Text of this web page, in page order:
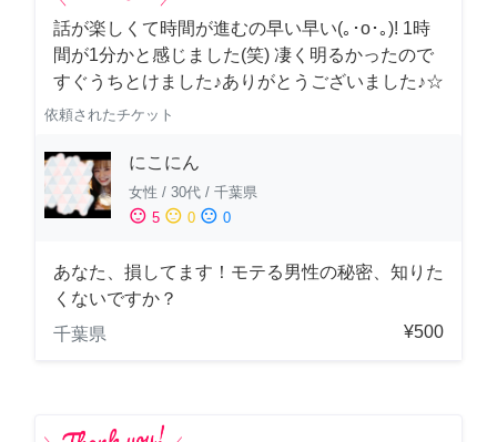
話が楽しくて時間が進むの早い早い(｡･о･｡)! 1時
間が1分かと感じました(笑) 凄く明るかったので
すぐうちとけました♪ありがとうございました♪☆
依頼されたチケット
にこにん
女性 / 30代 / 千葉県
sentiment_satisfied 5 sentiment_neutral 0 sentiment_dissatisfied 0
あなた、損してます！モテる男性の秘密、知りた
くないですか？
千葉県
¥500